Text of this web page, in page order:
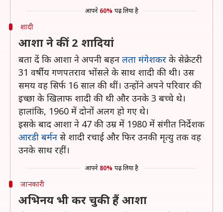
आपने 60% पढ़ लिया है
शादी
आशा ने कीं 2 शादियां
बता दें कि आशा ने अपनी बहन लता मंगेशकर के सेक्रेटरी
31 वर्षीय गणपतराव भोंसले के साथ शादी की थी। उस
समय वह सिर्फ 16 साल की थीं। उन्होंने अपने परिवार की
इच्छा के खिलाफ शादी की थी और उनके 3 बच्चे थे।
हालांकि, 1960 में दोनों अलग हो गए थे।
इसके बाद आशा ने 47 की उम्र में 1980 में संगीत निर्देशक
आरडी बर्मन से शादी रचाई और फिर उनकी मृत्यु तक वह
उनके साथ रहीं।
आपने 80% पढ़ लिया है
जानकारी
अभिनय भी कर चुकी हैं आशा